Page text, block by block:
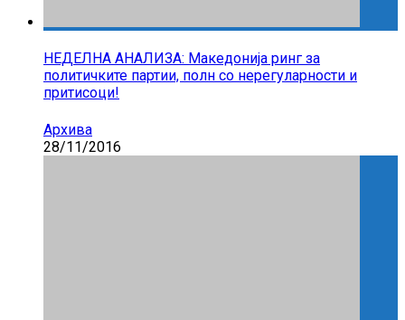
НЕДЕЛНА АНАЛИЗА: Македонија ринг за
политичките партии, полн со нерегуларности и
притисоци!
Архива
28/11/2016